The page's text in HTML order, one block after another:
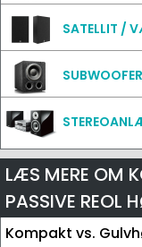
SATELLIT /
SUBWOOFER
LÆS MERE OM
PASSIVE REOL
Kompakt vs.